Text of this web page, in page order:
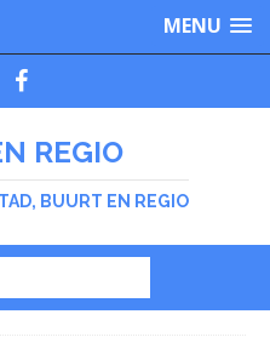
MENU
REGIO
BUURT EN REGIO